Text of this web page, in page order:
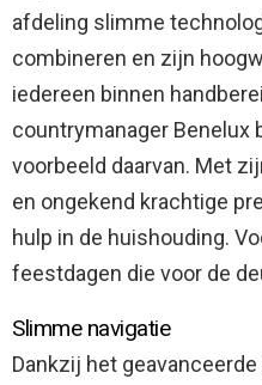
afdeling slimme
combineren en zijn
iedereen binnen
countrymanager Benelux
voorbeeld daarvan. Met
en ongekend krachtige
hulp in de huishouding.
feestdagen die voor de
Slimme navigatie
Dankzij het